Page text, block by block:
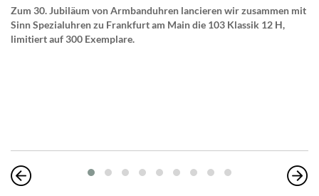
Zum 30. Jubiläum von Armbanduhren lancieren wir zusammen mit
Sinn Spezialuhren zu Frankfurt am Main die 103 Klassik 12 H,
limitiert auf 300 Exemplare.